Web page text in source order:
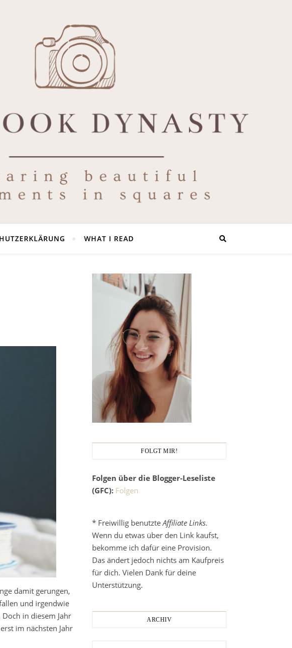
WHAT I READ
damit gerungen,
und irgendwie
in diesem Jahr
im nächsten Jahr
FOLGT MIR!
Folgen über die Blogger-Leseliste
(GFC): Folgen
* Freiwillig benutzteAffiliate Links.
Wenn du etwas über den Link kaufst,
bekomme ich dafür eine Provision.
Das ändert jedoch nichts am Kaufpreis
für dich. Vielen Dank für deine
Unterstützung.
ARCHIV